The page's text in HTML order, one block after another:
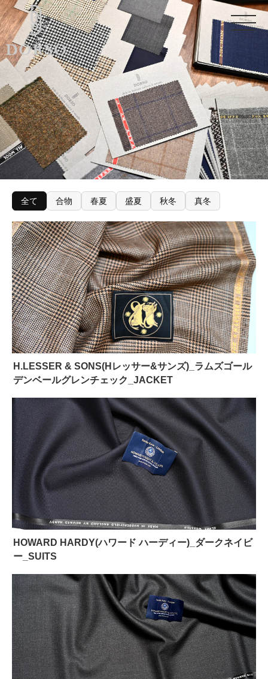
全て 合物 春夏 盛夏 秋冬 真冬
H.LESSER & SONS(Hレッサー&サンズ)_ラムズゴール
デンベールグレンチェック_JACKET
HOWARD HARDY(ハワード ハーディー)_ダークネイビ
ー_SUITS